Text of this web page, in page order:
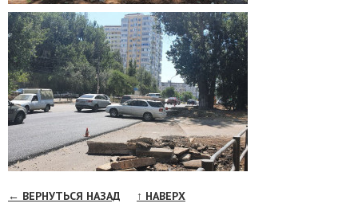
← ВЕРНУТЬСЯ НАЗАД ↑ НАВЕРХ